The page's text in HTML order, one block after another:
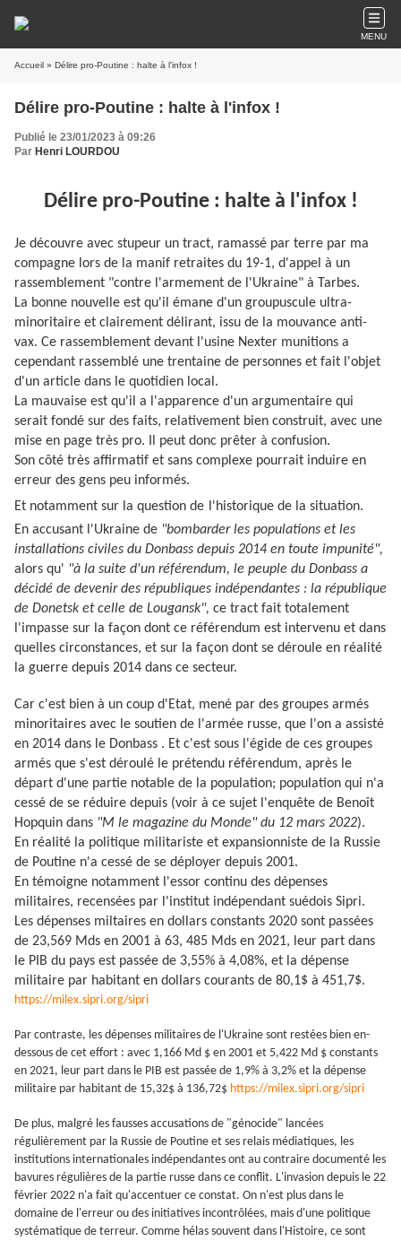
MENU
Accueil » Délire pro-Poutine : halte à l'infox !
Délire pro-Poutine : halte à l'infox !
Publié le 23/01/2023 à 09:26
Par Henri LOURDOU
Délire pro-Poutine : halte à l'infox !
Je découvre avec stupeur un tract, ramassé par terre par ma
compagne lors de la manif retraites du 19-1, d'appel à un
rassemblement "contre l'armement de l'Ukraine" à Tarbes.
La bonne nouvelle est qu'il émane d'un groupuscule ultra-
minoritaire et clairement délirant, issu de la mouvance anti-
vax. Ce rassemblement devant l'usine Nexter munitions a
cependant rassemblé une trentaine de personnes et fait l'objet
d'un article dans le quotidien local.
La mauvaise est qu'il a l'apparence d'un argumentaire qui
serait fondé sur des faits, relativement bien construit, avec une
mise en page très pro. Il peut donc prêter à confusion.
Son côté très affirmatif et sans complexe pourrait induire en
erreur des gens peu informés.
Et notamment sur la question de
l'historique de la situation.
En accusant l'Ukraine de "bombarder les populations et les
installations civiles du Donbass depuis 2014 en toute impunité",
alors qu' "à la suite d'un référendum, le peuple du Donbass a
décidé de devenir des républiques indépendantes : la république
de Donetsk et celle de Lougansk", ce tract fait totalement
l'impasse sur la façon dont ce référendum est intervenu et dans
quelles circonstances, et sur la façon dont se déroule en réalité
la guerre depuis 2014 dans ce secteur.
Car c'est bien à un coup d'Etat, mené par des groupes armés
minoritaires avec le soutien de l'armée russe, que l'on a assisté
en 2014 dans le Donbass . Et c'est sous l'égide de ces groupes
armés que s'est déroulé le prétendu référendum, après le
départ d'une partie notable de la population; population qui n'a
cessé de se réduire depuis (voir à ce sujet l'enquête de Benoît
Hopquin dans "M le magazine du Monde" du 12 mars 2022).
En réalité la politique militariste et expansionniste de la Russie
de Poutine n'a cessé de se déployer depuis 2001.
En témoigne notamment l'essor continu des dépenses
militaires, recensées par l'institut indépendant suédois Sipri.
Les dépenses miltaires en dollars constants 2020 sont passées
de 23,569 Mds en 2001 à 63, 485 Mds en 2021, leur part dans
le PIB du pays est passée de 3,55% à 4,08%, et la dépense
militaire par habitant en dollars courants de 80,1$ à 451,7$.
https://milex.sipri.org/sipri
Par contraste, les dépenses militaires de l'Ukraine sont restées bien en-
dessous de cet effort : avec 1,166 Md $ en 2001 et 5,422 Md $ constants
en 2021, leur part dans le PIB est passée de 1,9% à 3,2% et la dépense
militaire par habitant de 15,32$ à 136,72$ https://milex.sipri.org/sipri
De plus, malgré les fausses accusations de "génocide" lancées
régulièrement par la Russie de Poutine et ses relais médiatiques, les
institutions internationales indépendantes ont au contraire documenté les
bavures régulières de la partie russe dans ce conflit. L'invasion depuis le 22
février 2022 n'a fait qu'accentuer ce constat. On n'est plus dans le
domaine de l'erreur ou des initiatives incontrôlées, mais d'une politique
systématique de terreur. Comme hélas souvent dans l'Histoire, ce sont